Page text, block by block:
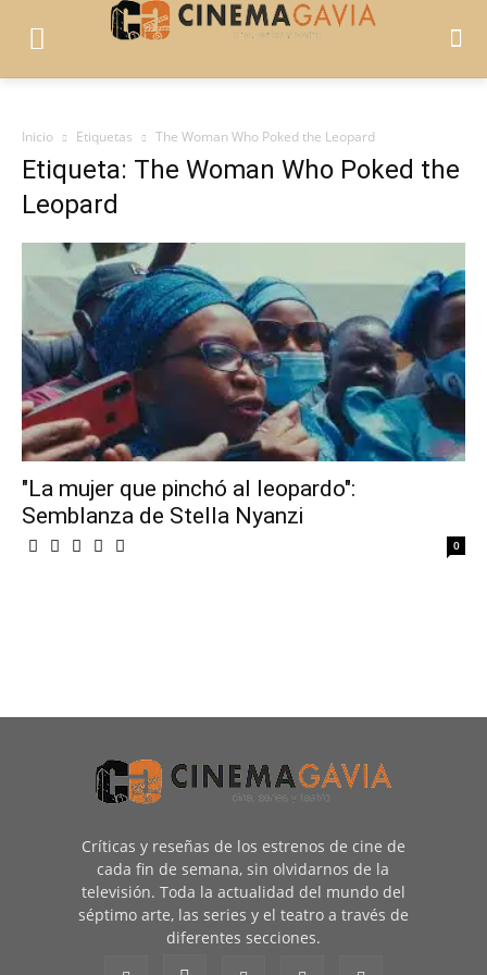
Inicio Etiquetas The Woman Who Poked the Leopard
Etiqueta: The Woman Who Poked the
Leopard
"La mujer que pinchó al leopardo":
Semblanza de Stella Nyanzi
0
Críticas y reseñas de los estrenos de cine de
cada fin de semana, sin olvidarnos de la
televisión. Toda la actualidad del mundo del
séptimo arte, las series y el teatro a través de
diferentes secciones.